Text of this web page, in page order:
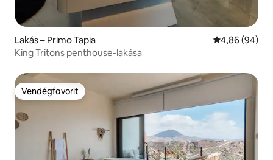
Lakás – Primo Tapia Átlagos
4,86 (94)
King Tritons penthouse-lakása
Vendégfavorit
Vendégfavorit